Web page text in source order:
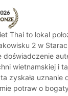
Thai to lokal
2 w
doświadczenie
wietnamskiej i
zyskała uznanie
potraw o